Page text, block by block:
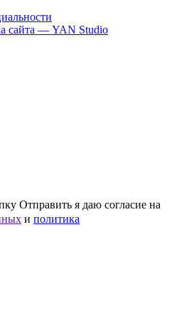
сайта — YAN Studio
Отправить я даю согласие на
и политикa